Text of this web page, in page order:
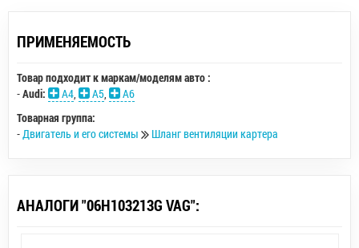
ПРИМЕНЯЕМОСТЬ
Товар подходит к маркам/моделям авто :
-Audi: A4, A5,
A6
Товарная группа:
-Двигатель и его системы Шланг вентиляции картера
АНАЛОГИ "06H103213G VAG":